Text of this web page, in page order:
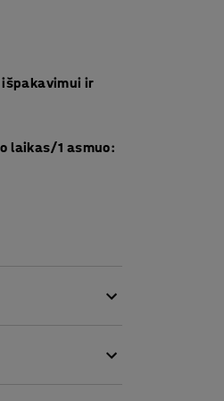
išpakavimui ir
laikas/1 asmuo: